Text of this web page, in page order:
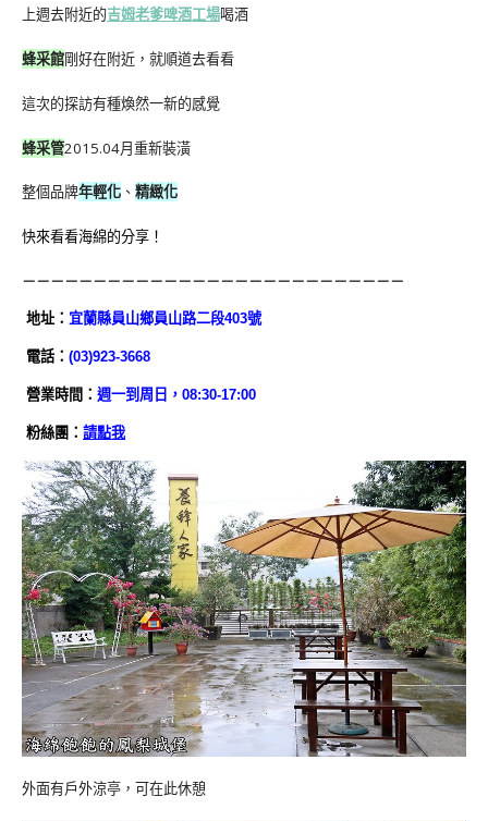
上週去附近的吉姆老爹啤酒工場喝酒
蜂采館剛好在附近，就順道去看看
這次的探訪有種煥然一新的感覺
蜂采管2015.04月重新裝潢
整個品牌年輕化 、 精緻化
快來看看海綿的分享！
－－－－－－－－－－－－－－－－－－－－－－－－－－－
地址： 宜蘭縣員山鄉員山路二段403號
電話： (03)923-3668
營業時間： 週一到周日，08:30-17:00
粉絲團： 請點我
外面有戶外涼亭，可在此休憩